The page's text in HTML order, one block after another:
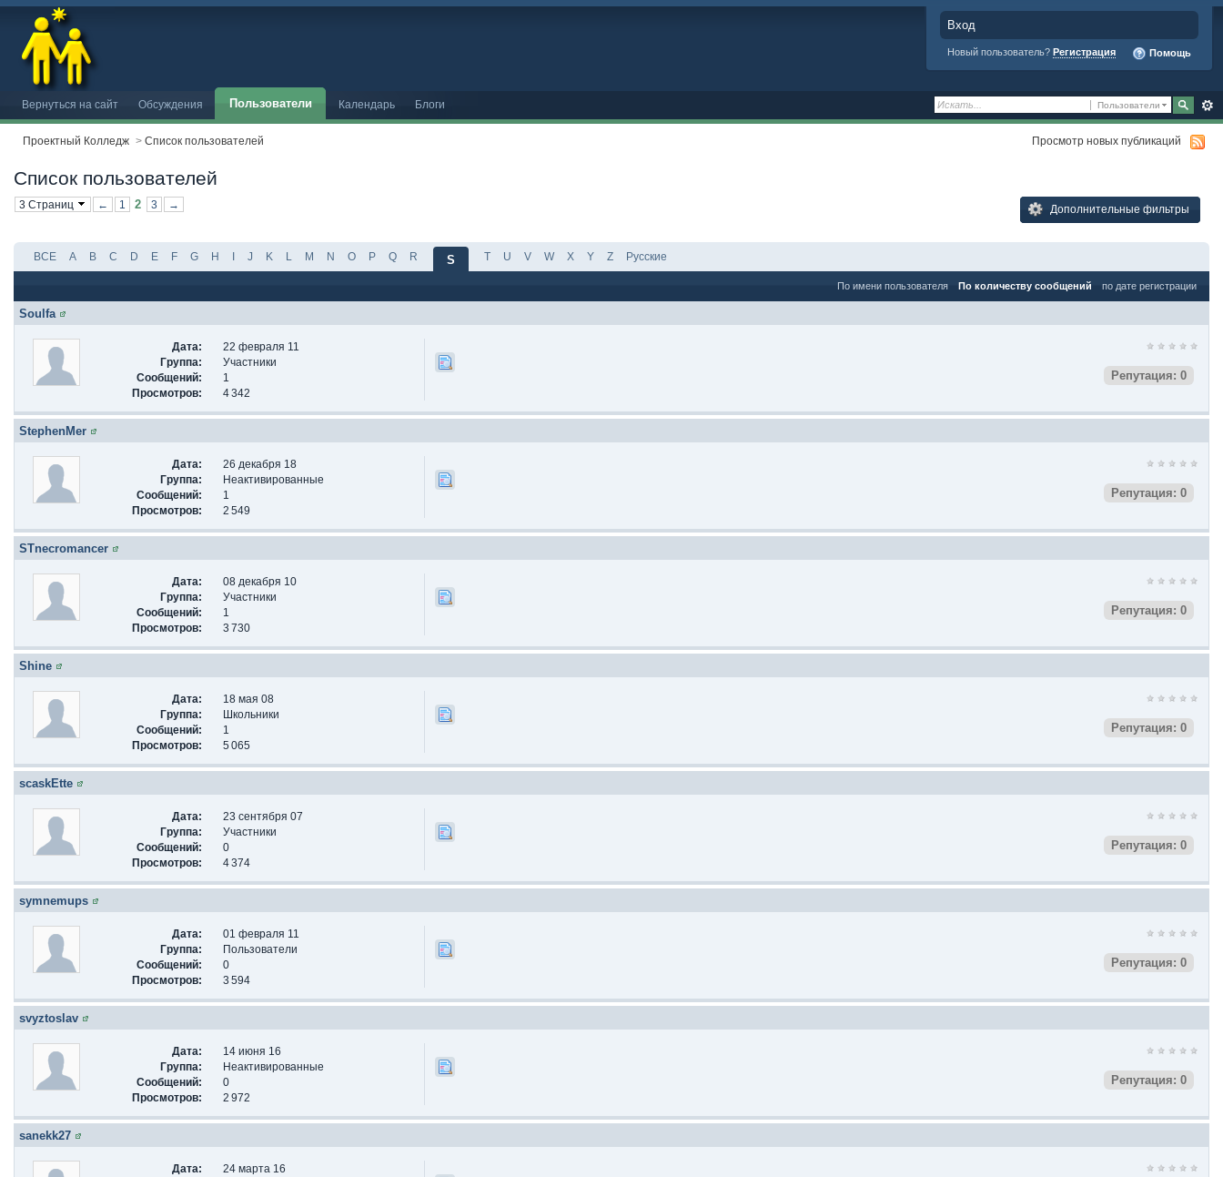
Вход
Новый пользователь? Регистрация Помощь
Пользователи
Вернуться на сайт Обсуждения Пользователи Календарь Блоги
Проектный Колледж > Список пользователей Просмотр новых публикаций
Список пользователей
3 Страниц ← 1 2 3 → Дополнительные фильтры
ВСЕ A B C D E F G H I J K L M N O P Q R S T U V W X Y Z Русские
По имени пользователя По количеству сообщений по дате регистрации
Soulfa
Дата:
22 февраля 11
Группа:
Участники
Сообщений:
1
Просмотров:
4 342
Репутация: 0
StephenMer
Дата:
26 декабря 18
Группа:
Неактивированные
Сообщений:
1
Просмотров:
2 549
Репутация: 0
STnecromancer
Дата:
08 декабря 10
Группа:
Участники
Сообщений:
1
Просмотров:
3 730
Репутация: 0
Shine
Дата:
18 мая 08
Группа:
Школьники
Сообщений:
1
Просмотров:
5 065
Репутация: 0
scaskEtte
Дата:
23 сентября 07
Группа:
Участники
Сообщений:
0
Просмотров:
4 374
Репутация: 0
symnemups
Дата:
01 февраля 11
Группа:
Пользователи
Сообщений:
0
Просмотров:
3 594
Репутация: 0
svyztoslav
Дата:
14 июня 16
Группа:
Неактивированные
Сообщений:
0
Просмотров:
2 972
Репутация: 0
sanekk27
Дата:
24 марта 16